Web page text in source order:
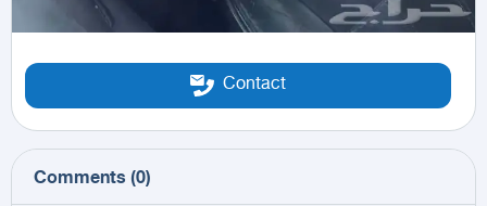
Contact
Comments (0)